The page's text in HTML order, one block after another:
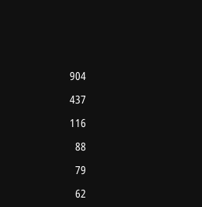
904
437
116
88
79
62